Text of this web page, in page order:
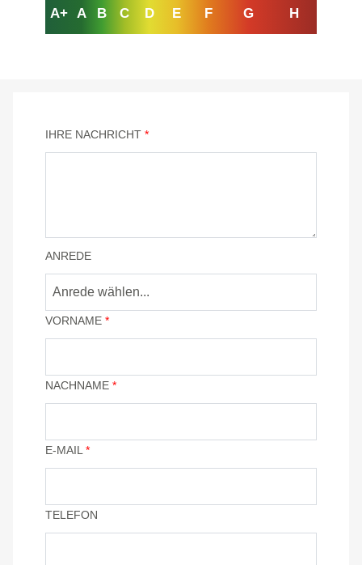
A+ A B C D E F G H
IHRE NACHRICHT *
ANREDE
Anrede wählen...
VORNAME *
NACHNAME *
E-MAIL *
TELEFON